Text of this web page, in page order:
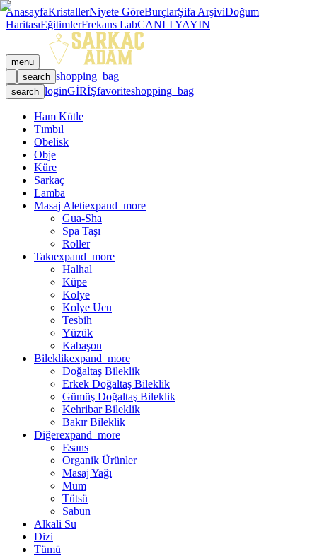
AnasayfaKristallerNiyete GöreBurçlarŞifa ArşiviDoğum
HaritasıEğitimlerFrekans LabCANLI YAYIN
menu
search shopping_bag
search loginGİRİŞfavoriteshopping_bag
Ham Kütle
Tımbıl
Obelisk
Obje
Küre
Sarkaç
Lamba
Masaj Aletiexpand_more
Gua-Sha
Spa Taşı
Roller
Takıexpand_more
Halhal
Küpe
Kolye
Kolye Ucu
Tesbih
Yüzük
Kabaşon
Bileklikexpand_more
Doğaltaş Bileklik
Erkek Doğaltaş Bileklik
Gümüş Doğaltaş Bileklik
Kehribar Bileklik
Bakır Bileklik
Diğerexpand_more
Esans
Organik Ürünler
Masaj Yağı
Mum
Tütsü
Sabun
Alkali Su
Dizi
Tümü